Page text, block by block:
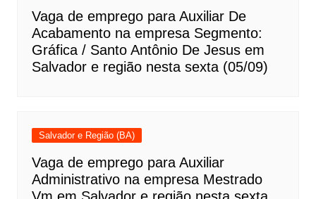
Vaga de emprego para Auxiliar De
Acabamento na empresa Segmento:
Gráfica / Santo Antônio De Jesus em
Salvador e região nesta sexta (05/09)
Salvador e Região (BA)
Vaga de emprego para Auxiliar
Administrativo na empresa Mestrado